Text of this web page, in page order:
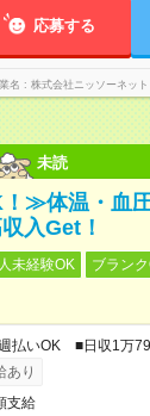
応募する
名 株式会社ニッソーネット
未読
≫体温・血
入Get！
未経験OK
ブラン
払いOK ■日収1万
あり
支給